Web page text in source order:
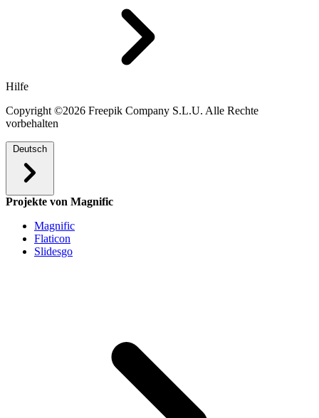
Hilfe
Copyright ©2026 Freepik Company S.L.U. Alle Rechte
vorbehalten
Deutsch
Projekte von Magnific
Magnific
Flaticon
Slidesgo